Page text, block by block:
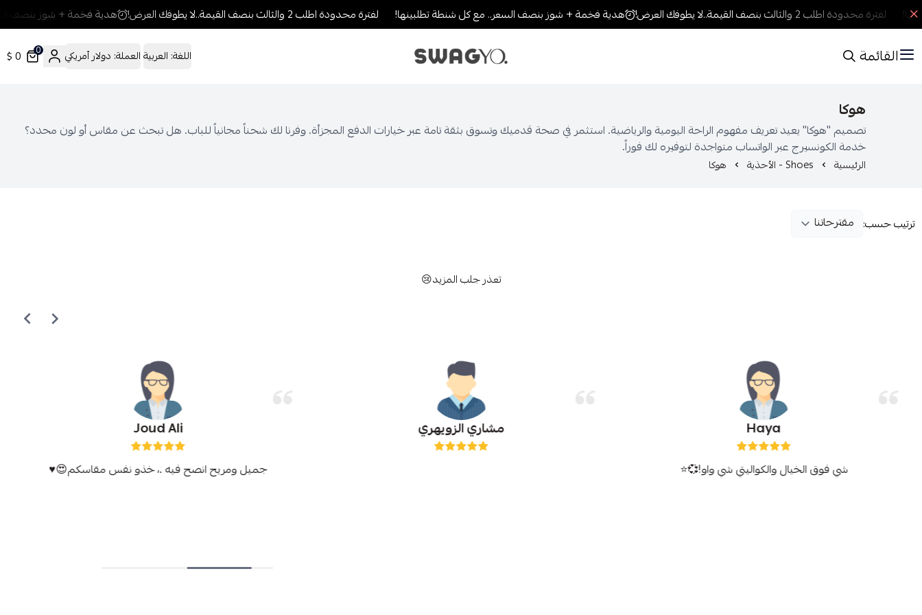
لفترة محدودة اطلب 2 والثالث بنصف القيمة..لا يطوفك العرض! هدية فخمة + شوز بنصف السعر.. مع كل شنطة تطلبينها! لفترة محدودة اطلب 2 والثالث بنصف القيمة..لا يطوفك العرض! هدية فخمة + شوز بنصف
القائمة SWAGYO FASHION اللغة: العربيةالعملة: دولار أمريكي 0
0 $
هوكا
تصميم "هوكا" يعيد تعريف مفهوم الراحة اليومية والرياضية. استثمر في صحة قدميك وتسوق بثقة تامة عبر خيارات الدفع المجزأة. وفرنا لك شحناً مجانياً للباب. هل تبحث عن مقاس أو لون محدد؟
خدمة الكونسيرج عبر الواتساب متواجدة لتوفيره لك فوراً.
الرئيسية Shoes - الأحذية هوكا
ترتيب حسب:
تعذر جلب المزيد😢
Haya
شي فوق الخيال والكواليتي شي واو!💞⭐️
مشاري الزويهري Joud Ali
جميل ومريح انصح فيه .، خذو نفس مقاسكم😍♥️